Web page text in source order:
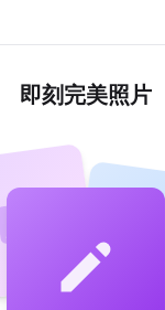
即刻完美照片